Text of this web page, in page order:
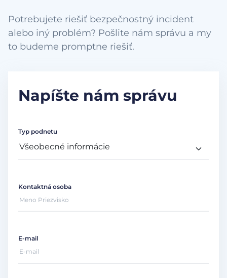
Potrebujete riešiť bezpečnostný incident
alebo iný problém? Pošlite nám správu a my
to budeme promptne riešiť.
Napíšte nám správu
Typ podnetu
Kontaktná osoba
E-mail